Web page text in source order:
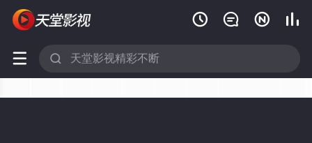
   
 